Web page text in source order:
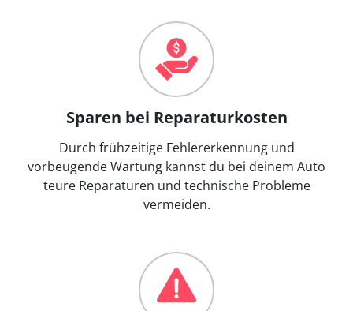
Sparen bei Reparaturkosten
Durch frühzeitige Fehlererkennung und
vorbeugende Wartung kannst du bei deinem Auto
teure Reparaturen und technische Probleme
vermeiden.